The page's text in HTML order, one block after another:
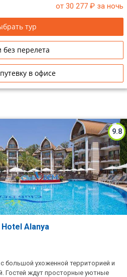
от 30 277 ₽ за ночь
тур
без перелета
в офисе
9.8
Alanya
большой ухоженной территорией и
Гостей ждут просторные уютные